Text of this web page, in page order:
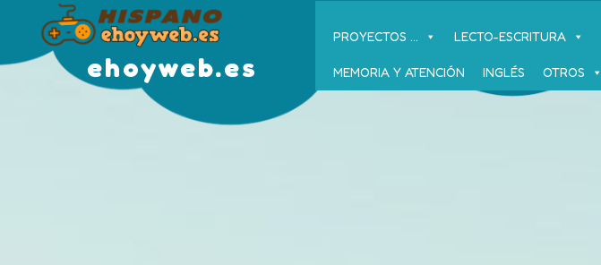
ehoyweb.es
PROYECTOS ... LECTO-ESCRITURA
MEMORIA Y ATENCIÓN INGLÉS OTROS